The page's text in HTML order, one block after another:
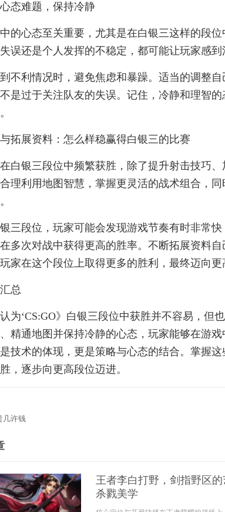
态难题，保持冷静
的心态至关重要，尤其是在白银三这样的段
误还是个人发挥的不稳定，都可能让玩家感
不利情况时，避免焦虑和暴躁。适当的调整
是过于关注队友的失误。记住，冷静和理智
拓展资料：怎么样稳赢得白银三的比赛
白银三段位中频繁获胜，除了提升射击技巧
理利用地图智慧，掌握更灵活的战术组合，
三段位，玩家可能会发现游戏节奏有时非常
多次对战中获得更高的胜率。不断拓展资料
家在这个段位上取得更多的胜利，最终迈向更
总
为‘CS:GO》白银三段位中获胜并不容易，但
精通地图并保持冷静的心态，玩家能够在游
技术的体现，更是策略与心态的结合。掌握
，逐步向更高段位迈进。
几许钱
王者李白打野，剑指野区
杀戮美学